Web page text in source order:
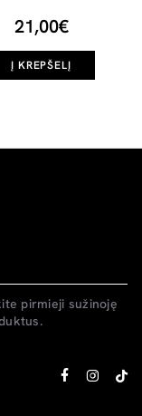
21,00€
Į KREPŠELĮ
pirmieji sužinoję